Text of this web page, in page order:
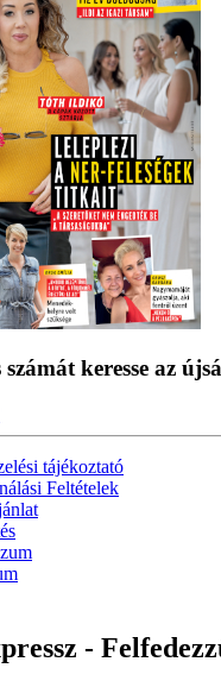
keresse az
tájékoztató
Feltételek
-